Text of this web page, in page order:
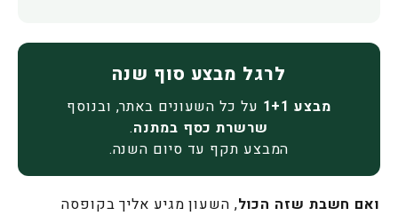
לרגל מבצע סוף שנה
מבצע 1+1
על כל השעונים באתר, ובנוסף
שרשרת כסף במתנה.
המבצע תקף עד סיום השנה.
ואם חשבת שזה הכול, השעון מגיע אליך בקופסה